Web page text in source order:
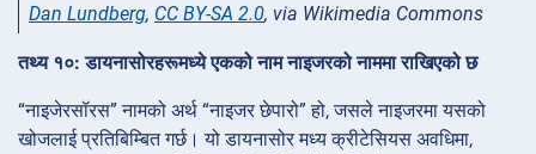
Dan Lundberg, CC BY-SA 2.0, via Wikimedia Commons
तथ्य १०: डायनासोरहरूमध्ये एकको नाम नाइजरको नाममा राखिएको छ
“नाइजेरसॉरस” नामको अर्थ “नाइजर छेपारो” हो, जसले नाइजरमा यसको
खोजलाई प्रतिबिम्बित गर्छ। यो डायनासोर मध्य क्रीटेसियस अवधिमा,